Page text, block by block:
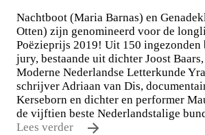
Nachtboot (Maria Barnas) en
Otten) zijn genomineerd voor de
Poëzieprijs 2019! Uit 150 ingezonden
jury, bestaande uit dichter Joost
Moderne Nederlandse Letterkunde
schrijver Adriaan van Dis,
Kerseborn en dichter en performer
de vijftien beste Nederlandstalige
Lees verder